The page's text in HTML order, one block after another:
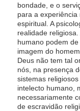
bondade, e o
para a
espiritual. A
realidade
humano podem
imagem do
Deus não tem tal
nós, na presença
sistemas
intelecto humano,
necessariamente
de escravidão